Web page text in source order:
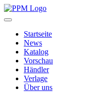
Startseite
News
Katalog
Vorschau
Händler
Verlage
Über uns